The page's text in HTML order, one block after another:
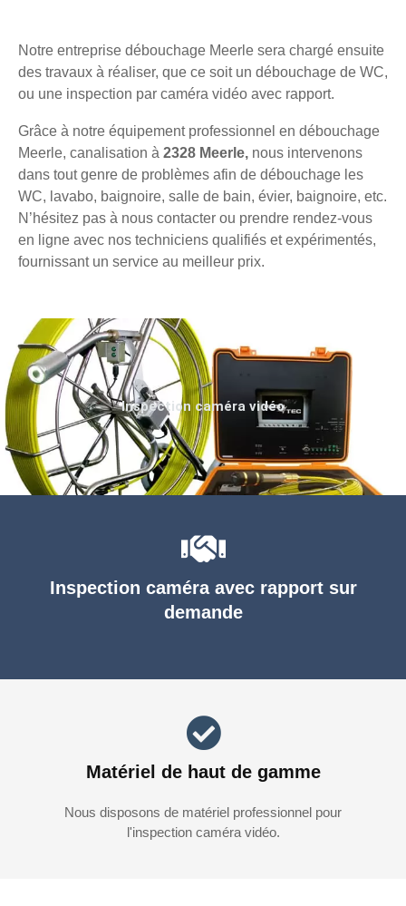
Notre entreprise débouchage Meerle sera chargé ensuite
des travaux à réaliser, que ce soit un débouchage de WC,
ou une inspection par caméra vidéo avec rapport.
Grâce à notre équipement professionnel en débouchage
Meerle, canalisation à 2328 Meerle, nous intervenons
dans tout genre de problèmes afin de débouchage les
WC, lavabo, baignoire, salle de bain, évier, baignoire, etc.
N’hésitez pas à nous contacter ou prendre rendez-vous
en ligne avec nos techniciens qualifiés et expérimentés,
fournissant un service au meilleur prix.
Inspection caméra avec rapport sur
demande
Matériel de haut de gamme
Nous disposons de matériel professionnel pour
l'inspection caméra vidéo.
Inspection caméra vidéo